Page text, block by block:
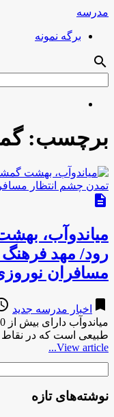
مدرسه
برگه نمونه
search
برچسب:
description
میاندوآب،
رود/ مهد
مسافران
bookmark اخبار مدرسه جدید
طبیعی است که در
View article...
نوشته‌های تازه